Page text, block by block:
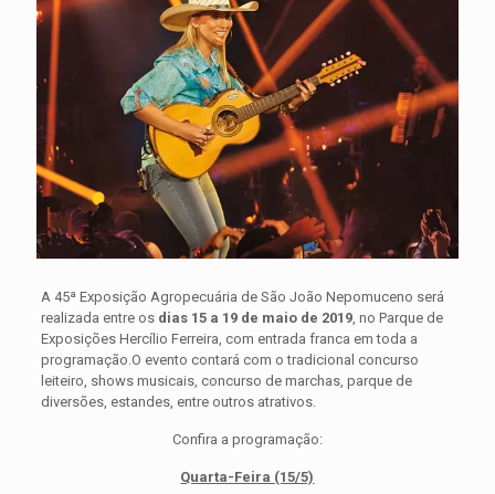
A 45ª Exposição Agropecuária de São João Nepomuceno será
realizada entre os dias 15 a 19 de maio de 2019, no Parque de
Exposições Hercílio Ferreira, com entrada franca em toda a
programação. O evento contará com o tradicional concurso
leiteiro, shows musicais, concurso de marchas, parque de
diversões, estandes, entre outros atrativos.
Confira a programação:
Quarta-Feira (15/5)